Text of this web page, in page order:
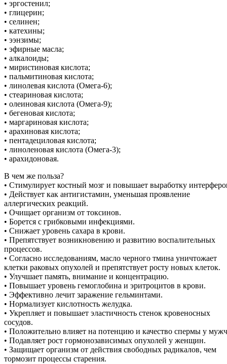
• эргостенил;
• глицерин;
• селинен;
• катехины;
• ээнзимы;
• эфирные масла;
• алкалоиды;
• миристиновая кислота;
• пальмитиновая кислота;
• линолевая кислота (Омега-6);
• стеариновая кислота;
• олеиновая кислота (Омега-9);
• бегеновая кислота;
• маргариновая кислота;
• арахиновая кислота;
• пентадециловая кислота;
• линоленовая кислота (Омега-3);
• арахидоновая.
В чем же польза?
• Стимулирует костный мозг и повышает выработку
• Действует как антигистамин, уменьшая проявление
аллергических реакций.
• Очищает организм от токсинов.
• Борется с грибковыми инфекциями.
• Снижает уровень сахара в крови.
• Препятствует возникновению и развитию воспалительных
процессов.
• Согласно исследованиям, масло черного тмина уничтожает
клетки раковых опухолей и препятствует росту новых клеток.
• Улучшает память, внимание и концентрацию.
• Повышает уровень гемоглобина и эритроцитов в крови.
• Эффективно лечит заражение гельминтами.
• Нормализует кислотность желудка.
• Укрепляет и повышает эластичность стенок кровеносных
сосудов.
• Положительно влияет на потенцию и качество спермы у
• Подавляет рост гормонозависимых опухолей у женщин.
• Защищает организм от действия свободных радикалов, чем
тормозит процессы старения.